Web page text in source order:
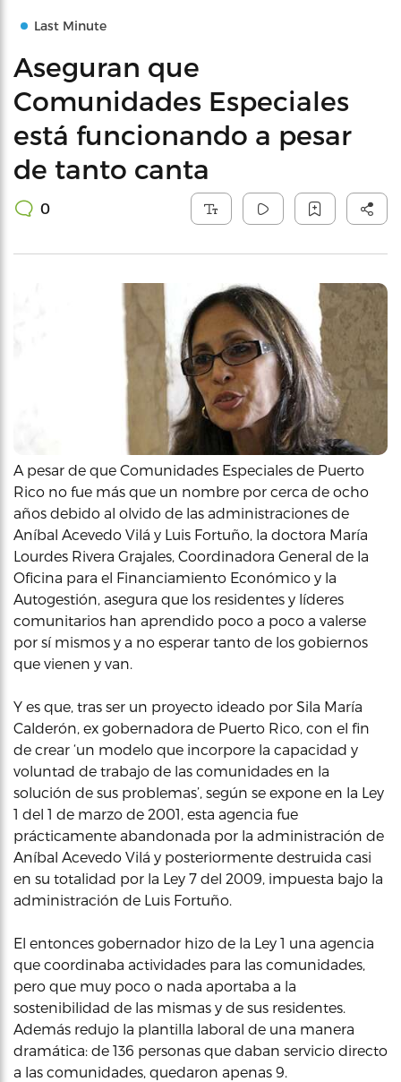
Last Minute
Aseguran que
Comunidades Especiales
está funcionando a pesar
de tanto canta
0
A pesar de que Comunidades Especiales de Puerto
Rico no fue más que un nombre por cerca de ocho
años debido al olvido de las administraciones de
Aníbal Acevedo Vilá y Luis Fortuño, la doctora María
Lourdes Rivera Grajales, Coordinadora General de la
Oficina para el Financiamiento Económico y la
Autogestión, asegura que los residentes y líderes
comunitarios han aprendido poco a poco a valerse
por sí mismos y a no esperar tanto de los gobiernos
que vienen y van.
Y es que, tras ser un proyecto ideado por Sila María
Calderón, ex gobernadora de Puerto Rico, con el fin
de crear ‘un modelo que incorpore la capacidad y
voluntad de trabajo de las comunidades en la
solución de sus problemas’, según se expone en la Ley
1 del 1 de marzo de 2001, esta agencia fue
prácticamente abandonada por la administración de
Aníbal Acevedo Vilá y posteriormente destruida casi
en su totalidad por la Ley 7 del 2009, impuesta bajo la
administración de Luis Fortuño.
El entonces gobernador hizo de la Ley 1 una agencia
que coordinaba actividades para las comunidades,
pero que muy poco o nada aportaba a la
sostenibilidad de las mismas y de sus residentes.
Además redujo la plantilla laboral de una manera
dramática: de 136 personas que daban servicio directo
a las comunidades, quedaron apenas 9.